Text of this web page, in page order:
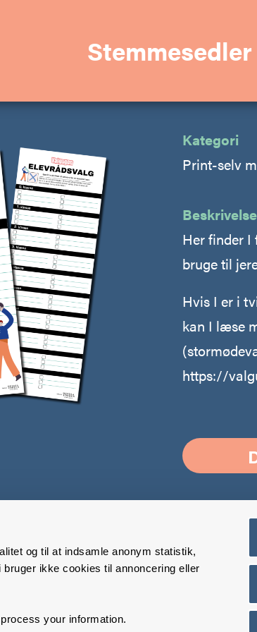
og til at indsamle anonym statistik,
ikke cookies til annoncering eller
your information.
Stemmesedler
Kategori
Print-selv
Beskrivelse
Her finder I
bruge til
Hvis I er i
kan I læse
https://